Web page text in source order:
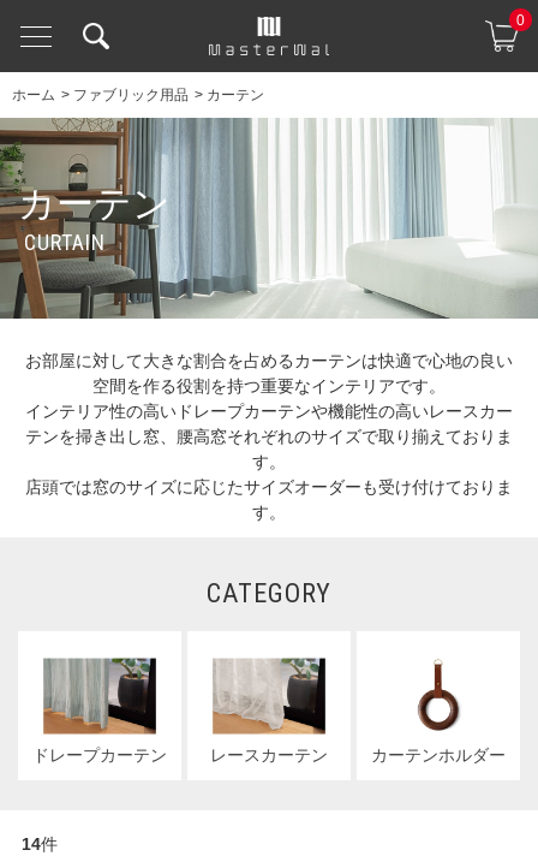
0
ホーム > ファブリック用品 > カーテン
カーテン
CURTAIN
お部屋に対して大きな割合を占めるカーテンは快適で心地の良い
空間を作る役割を持つ重要なインテリアです。
インテリア性の高いドレープカーテンや機能性の高いレースカー
テンを掃き出し窓、腰高窓それぞれのサイズで取り揃えておりま
す。
店頭では窓のサイズに応じたサイズオーダーも受け付けておりま
す。
CATEGORY
ドレープカーテン レースカーテン カーテンホルダー
14件